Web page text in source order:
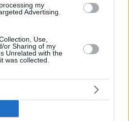
my
Advertising.
Use,
or Sharing of my
Unrelated with the
was collected.
στον καθρέφτη, απαντά